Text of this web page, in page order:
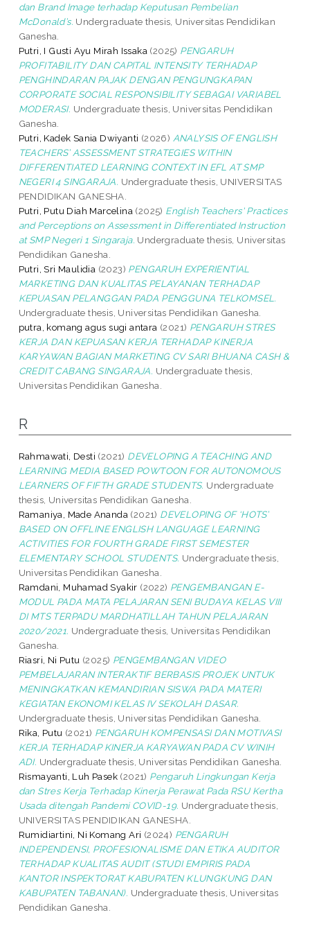
dan Brand Image terhadap Keputusan Pembelian
McDonald’s. Undergraduate thesis, Universitas Pendidikan
Ganesha.
Putri, I Gusti Ayu Mirah Issaka (2025) PENGARUH
PROFITABILITY DAN CAPITAL INTENSITY TERHADAP
PENGHINDARAN PAJAK DENGAN PENGUNGKAPAN
CORPORATE SOCIAL RESPONSIBILITY SEBAGAI VARIABEL
MODERASI. Undergraduate thesis, Universitas Pendidikan
Ganesha.
Putri, Kadek Sania Dwiyanti (2026) ANALYSIS OF ENGLISH
TEACHERS’ ASSESSMENT STRATEGIES WITHIN
DIFFERENTIATED LEARNING CONTEXT IN EFL AT SMP
NEGERI 4 SINGARAJA. Undergraduate thesis, UNIVERSITAS
PENDIDIKAN GANESHA.
Putri, Putu Diah Marcelina (2025) English Teachers' Practices
and Perceptions on Assessment in Differentiated Instruction
at SMP Negeri 1 Singaraja. Undergraduate thesis, Universitas
Pendidikan Ganesha.
Putri, Sri Maulidia (2023) PENGARUH EXPERIENTIAL
MARKETING DAN KUALITAS PELAYANAN TERHADAP
KEPUASAN PELANGGAN PADA PENGGUNA TELKOMSEL.
Undergraduate thesis, Universitas Pendidikan Ganesha.
putra, komang agus sugi antara (2021) PENGARUH STRES
KERJA DAN KEPUASAN KERJA TERHADAP KINERJA
KARYAWAN BAGIAN MARKETING CV SARI BHUANA CASH &
CREDIT CABANG SINGARAJA. Undergraduate thesis,
Universitas Pendidikan Ganesha.
R
Rahmawati, Desti (2021) DEVELOPING A TEACHING AND
LEARNING MEDIA BASED POWTOON FOR AUTONOMOUS
LEARNERS OF FIFTH GRADE STUDENTS. Undergraduate
thesis, Universitas Pendidikan Ganesha.
Ramaniya, Made Ananda (2021) DEVELOPING OF ‘HOTS’
BASED ON OFFLINE ENGLISH LANGUAGE LEARNING
ACTIVITIES FOR FOURTH GRADE FIRST SEMESTER
ELEMENTARY SCHOOL STUDENTS. Undergraduate thesis,
Universitas Pendidikan Ganesha.
Ramdani, Muhamad Syakir (2022) PENGEMBANGAN E-
MODUL PADA MATA PELAJARAN SENI BUDAYA KELAS VIII
DI MTS TERPADU MARDHATILLAH TAHUN PELAJARAN
2020/2021. Undergraduate thesis, Universitas Pendidikan
Ganesha.
Riasri, Ni Putu (2025) PENGEMBANGAN VIDEO
PEMBELAJARAN INTERAKTIF BERBASIS PROJEK UNTUK
MENINGKATKAN KEMANDIRIAN SISWA PADA MATERI
KEGIATAN EKONOMI KELAS IV SEKOLAH DASAR.
Undergraduate thesis, Universitas Pendidikan Ganesha.
Rika, Putu (2021) PENGARUH KOMPENSASI DAN MOTIVASI
KERJA TERHADAP KINERJA KARYAWAN PADA CV WINIH
ADI. Undergraduate thesis, Universitas Pendidikan Ganesha.
Rismayanti, Luh Pasek (2021) Pengaruh Lingkungan Kerja
dan Stres Kerja Terhadap Kinerja Perawat Pada RSU Kertha
Usada ditengah Pandemi COVID-19. Undergraduate thesis,
UNIVERSITAS PENDIDIKAN GANESHA.
Rumidiartini, Ni Komang Ari (2024) PENGARUH
INDEPENDENSI, PROFESIONALISME DAN ETIKA AUDITOR
TERHADAP KUALITAS AUDIT (STUDI EMPIRIS PADA
KANTOR INSPEKTORAT KABUPATEN KLUNGKUNG DAN
KABUPATEN TABANAN). Undergraduate thesis, Universitas
Pendidikan Ganesha.